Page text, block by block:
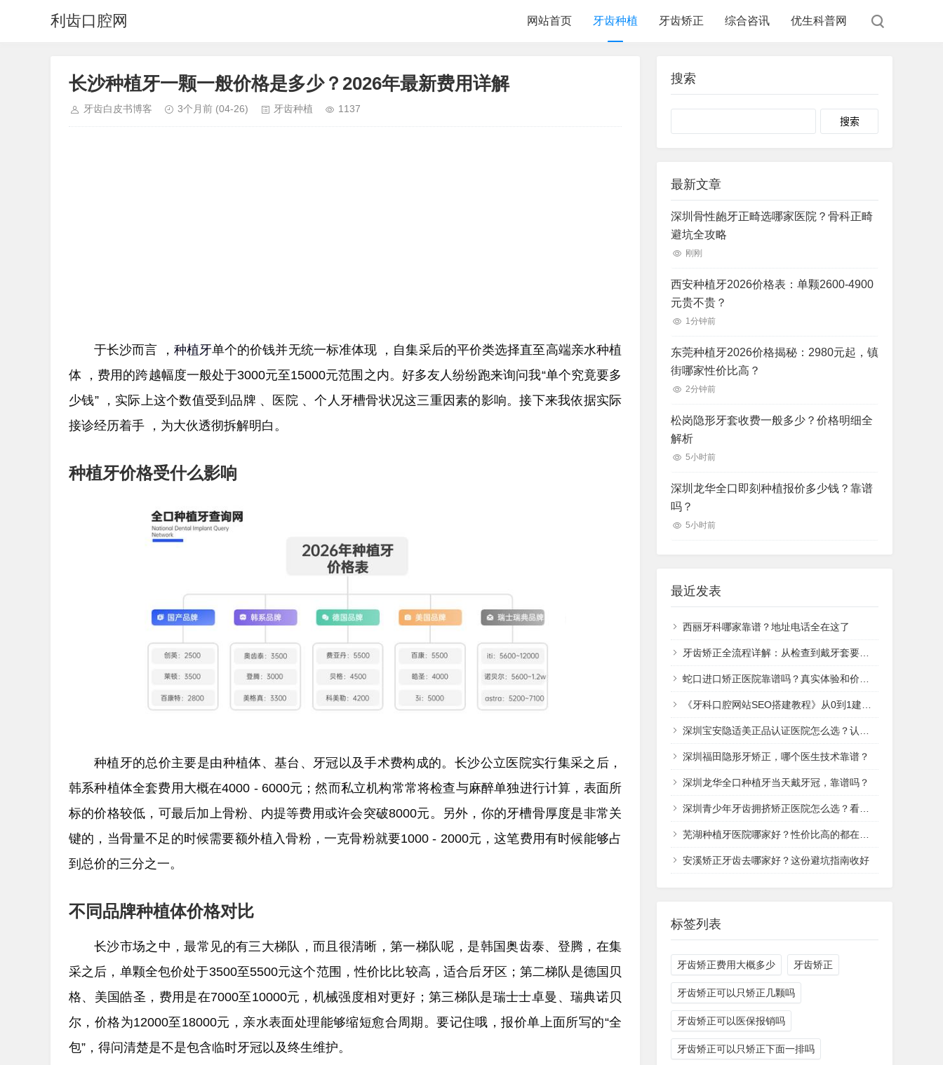
利齿口腔网 网站首页 牙齿种植 牙齿矫正 综合咨讯 优生科普网
长沙种植牙一颗一般价格是多少？2026年最新费用详解
牙齿白皮书博客 3个月前 (04-26) 牙齿种植 1137
于长沙而言 ， 种植牙单个的价钱并无统一标准体现 ，自集采后的平价类选择直至高端亲水种植
体 ，费用的跨越幅度一般处于3000元至15000元范围之内。好多友人纷纷跑来询问我“单个究竟要多
少钱” ，实际上这个数值受到品牌 、医院 、个人牙槽骨状况这三重因素的影响。接下来我依据实际
接诊经历着手 ，为大伙透彻拆解明白。
种植牙价格受什么影响
种植牙的总价主要是由种植体、基台、牙冠以及手术费构成的。长沙公立医院实行集采之后，
韩系种植体全套费用大概在4000 - 6000元；然而私立机构常常将检查与麻醉单独进行计算，表面所
标的价格较低，可最后加上骨粉、内提等费用或许会突破8000元。另外，你的牙槽骨厚度是非常关
键的，当骨量不足的时候需要额外植入骨粉，一克骨粉就要1000 - 2000元，这笔费用有时候能够占
到总价的三分之一。
不同品牌种植体价格对比
长沙市场之中，最常见的有三大梯队，而且很清晰，第一梯队呢，是韩国奥齿泰、登腾，在集
采之后，单颗全包价处于3500至5500元这个范围，性价比比较高，适合后牙区；第二梯队是德国贝
格、美国皓圣，费用是在7000至10000元，机械强度相对更好；第三梯队是瑞士士卓曼、瑞典诺贝
尔，价格为12000至18000元，亲水表面处理能够缩短愈合周期。要记住哦，报价单上面所写的“全
包”，得问清楚是不是包含临时牙冠以及终生维护。
搜索
Search
最新文章
深圳骨性龅牙正畸选哪家医院？骨科正畸
避坑全攻略
刚刚
西安种植牙2026价格表：单颗2600-4900
元贵不贵？
1分钟前
东莞种植牙2026价格揭秘：2980元起，镇
街哪家性价比高？
2分钟前
松岗隐形牙套收费一般多少？价格明细全
解析
5小时前
深圳龙华全口即刻种植报价多少钱？靠谱
吗？
5小时前
最近发表
西丽牙科哪家靠谱？地址电话全在这了
牙齿矫正全流程详解：从检查到戴牙套要多久
蛇口进口矫正医院靠谱吗？真实体验和价格全说清
《牙科口腔网站SEO搭建教程》从0到1建站排名实战
深圳宝安隐适美正品认证医院怎么选？认准这几点不踩坑
深圳福田隐形牙矫正，哪个医生技术靠谱？
深圳龙华全口种植牙当天戴牙冠，靠谱吗？
深圳青少年牙齿拥挤矫正医院怎么选？看这篇就够了
芜湖种植牙医院哪家好？性价比高的都在这了
安溪矫正牙齿去哪家好？这份避坑指南收好
标签列表
牙齿矫正费用大概多少 牙齿矫正
牙齿矫正可以只矫正几颗吗
牙齿矫正可以医保报销吗
牙齿矫正可以只矫正下面一排吗